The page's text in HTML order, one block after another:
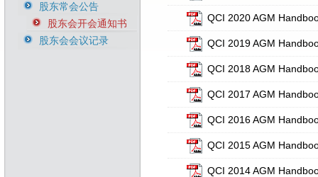
股东常会公告
股东会开会通知书
股东会会议记录
QCI 2020 AGM
QCI 2019 AGM
QCI 2018 AGM
QCI 2017 AGM
QCI 2016 AGM
QCI 2015 AGM
QCI 2014 AGM